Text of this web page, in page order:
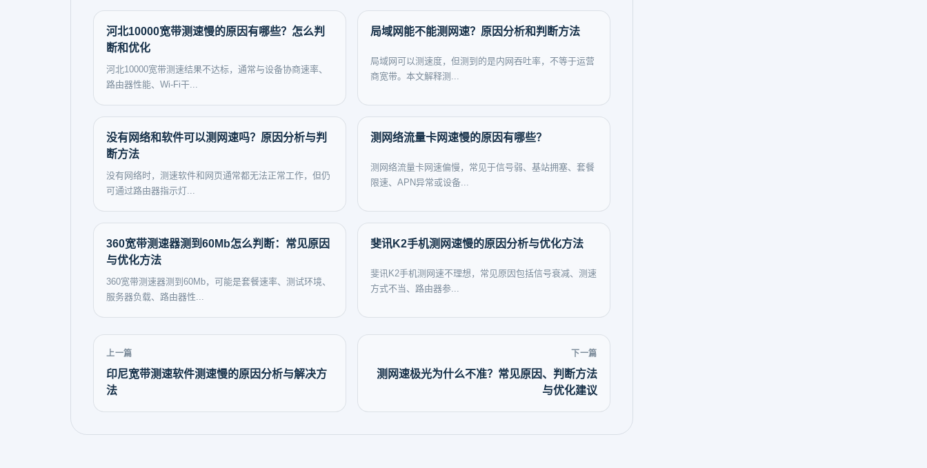
河北10000宽带测速慢的原因有哪些？怎么判
断和优化
河北10000宽带测速结果不达标，通常与设备协商速率、
路由器性能、Wi‑Fi干...
局域网能不能测网速？原因分析和判断方法
局域网可以测速度，但测到的是内网吞吐率，不等于运营
商宽带。本文解释测...
没有网络和软件可以测网速吗？原因分析与判
断方法
没有网络时，测速软件和网页通常都无法正常工作，但仍
可通过路由器指示灯...
测网络流量卡网速慢的原因有哪些？
测网络流量卡网速偏慢，常见于信号弱、基站拥塞、套餐
限速、APN异常或设备...
360宽带测速器测到60Mb怎么判断：常见原因
与优化方法
360宽带测速器测到60Mb，可能是套餐速率、测试环境、
服务器负载、路由器性...
斐讯K2手机测网速慢的原因分析与优化方法
斐讯K2手机测网速不理想，常见原因包括信号衰减、测速
方式不当、路由器参...
上一篇
印尼宽带测速软件测速慢的原因分析与解决方
法
下一篇
测网速极光为什么不准？常见原因、判断方法
与优化建议